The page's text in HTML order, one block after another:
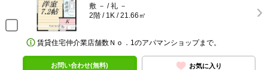
敷 － / 礼 －
2階 / 1K / 21.66㎡
賃貸住宅仲介業店舗数Ｎｏ．1のアパマンショップまで。
お問い合わせ(無料) お気に入り